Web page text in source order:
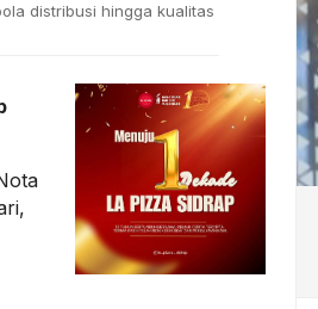
distribusi hingga kualitas